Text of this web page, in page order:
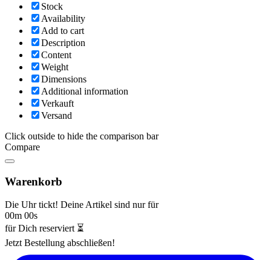
Stock
Availability
Add to cart
Description
Content
Weight
Dimensions
Additional information
Verkauft
Versand
Click outside to hide the comparison bar
Compare
Warenkorb
Die Uhr tickt! Deine Artikel sind nur für
00m 00s
für Dich reserviert ⏳
Jetzt Bestellung abschließen!